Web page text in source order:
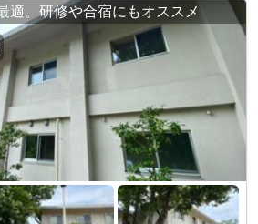
適。研修や合宿にもオススメ